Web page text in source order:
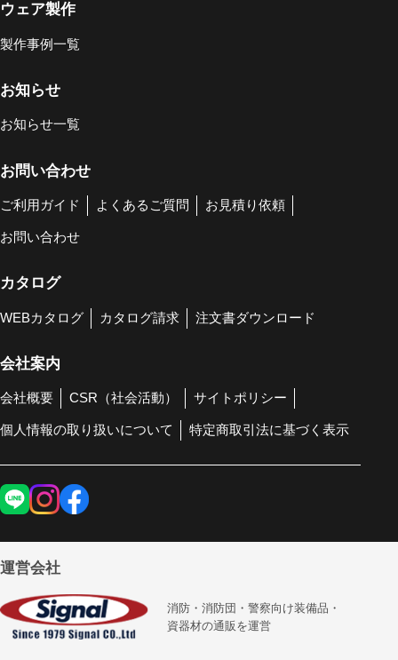
ウェア製作
製作事例一覧
お知らせ
お知らせ一覧
お問い合わせ
ご利用ガイド よくあるご質問 お見積り依頼
お問い合わせ
カタログ
WEBカタログ カタログ請求 注文書ダウンロード
会社案内
会社概要 CSR（社会活動） サイトポリシー
個人情報の取り扱いについて 特定商取引法に基づく表示
運営会社
消防・消防団・警察向け装備品・
資器材の通販を運営